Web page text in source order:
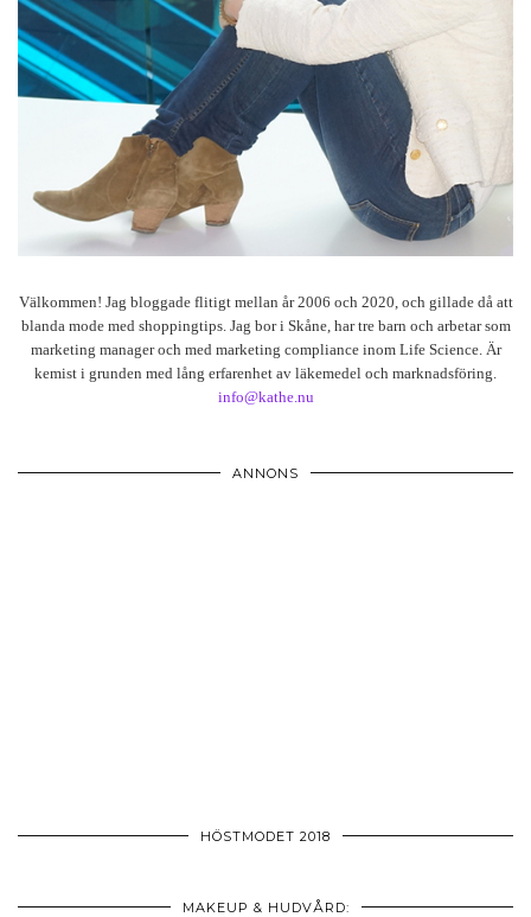
Välkommen! Jag bloggade flitigt mellan år 2006 och 2020, och gillade då att
blanda mode med shoppingtips. Jag bor i Skåne, har tre barn och arbetar som
marketing manager och med marketing compliance inom Life Science. Är
kemist i grunden med lång erfarenhet av läkemedel och marknadsföring.
info@kathe.nu
ANNONS
HÖSTMODET 2018
MAKEUP & HUDVÅRD: